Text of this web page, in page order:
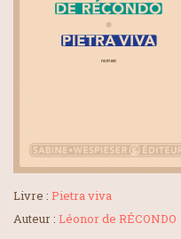
Livre : Pietra viva
Auteur : Léonor de RÉCONDO